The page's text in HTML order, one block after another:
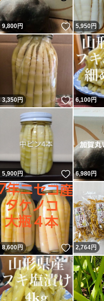
9,800円 いいね！
5,950円
3,350円 いいね！
6,100円
5,900円 いいね！
6,980円
8,600円 いいね！
2,764円